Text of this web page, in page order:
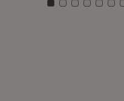
Zu Kachel: 0
Zu Kachel: 1
ZuZuZu